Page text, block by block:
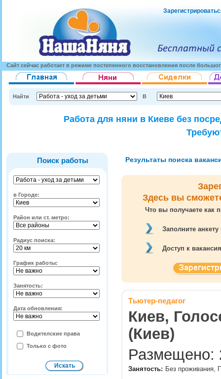
Сайт сейчас работает в режиме постепенного восстановления после
Найти В
Работа для няни в Киеве без
Поиск работы
в Городе:
Район или ст. метро:
Радиус поиска:
График работы:
Занятость:
Дата обновления:
Водителские права
Только с фото
Результаты поиска
Здесь вы
Что вы получаете как
Заполните
Доступ к
Тьютер-педагог
Киев,
(Киев)
Размещено:
Занятость: Без проживания,